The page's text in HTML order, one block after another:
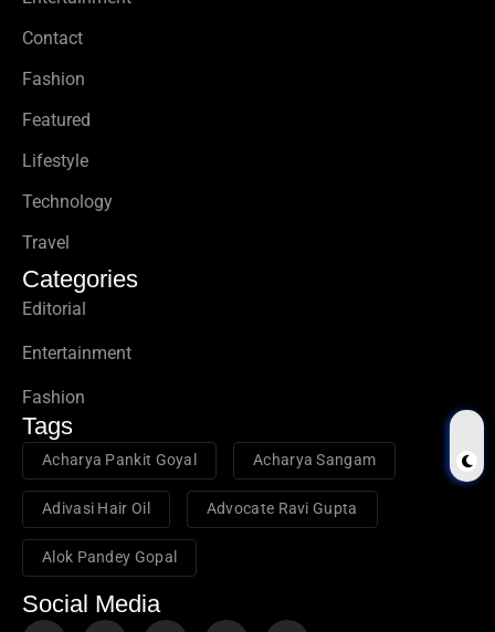
Contact
Fashion
Featured
Lifestyle
Technology
Travel
Categories
Editorial
Entertainment
Fashion
Tags
Acharya Pankit Goyal Acharya Sangam
Adivasi Hair Oil Advocate Ravi Gupta
Alok Pandey Gopal
Social Media